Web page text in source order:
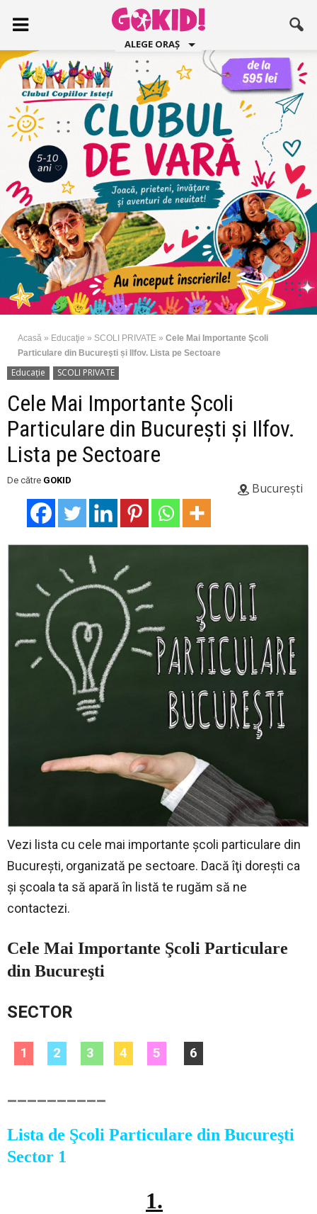
ALEGE ORAȘ
Acasă » Educaţie » SCOLI PRIVATE » Cele Mai Importante Şcoli
Particulare din Bucureşti și Ilfov. Lista pe Sectoare
Educaţie SCOLI PRIVATE
Cele Mai Importante Şcoli
Particulare din Bucureşti și Ilfov.
Lista pe Sectoare
București
De către GOKID
Vezi lista cu cele mai importante şcoli particulare din
Bucureşti, organizată pe sectoare. Dacă îţi doreşti ca
şi şcoala ta să apară în listă te rugăm să ne
contactezi.
Cele Mai Importante Şcoli Particulare
din Bucureşti
SECTOR
1 2 3 4 5 6
Lista de Şcoli Particulare din Bucureşti
Sector 1
1.